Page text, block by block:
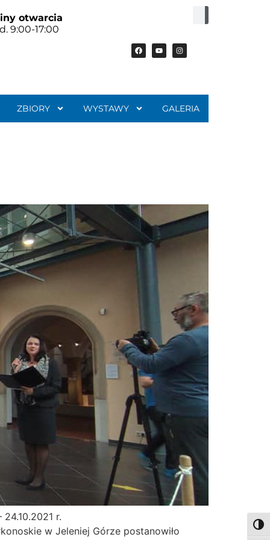
otwarcia
9:00-17:00
ZBIORY WYSTAWY GALERIA
r.
w Jeleniej Górze postanowiło